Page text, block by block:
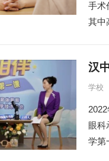
手术
其中
汉
学校
眼科
学第